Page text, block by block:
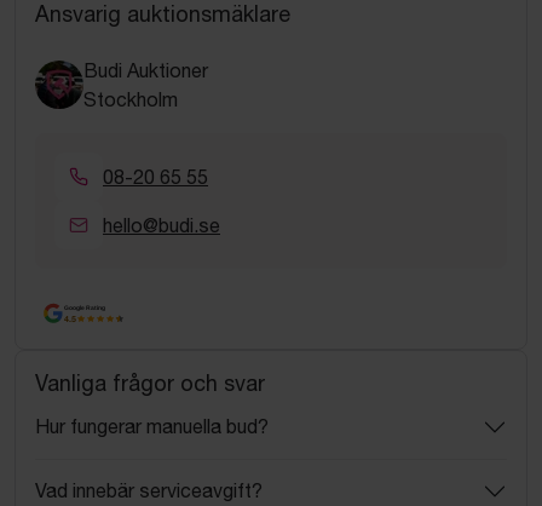
Ansvarig auktionsmäklare
Budi Auktioner
Stockholm
08-20 65 55
hello@budi.se
Google Rating
4.5
Vanliga frågor och svar
Hur fungerar manuella bud?
Vad innebär serviceavgift?